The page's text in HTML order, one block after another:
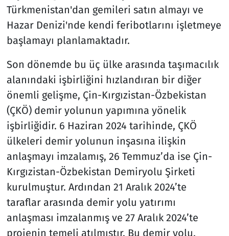
Türkmenistan'dan gemileri satın almayı ve
Hazar Denizi'nde kendi feribotlarını işletmeye
başlamayı planlamaktadır.
Son dönemde bu üç ülke arasında taşımacılık
alanındaki işbirliğini hızlandıran bir diğer
önemli gelişme, Çin-Kırgızistan-Özbekistan
(ÇKÖ) demir yolunun yapımına yönelik
işbirliğidir. 6 Haziran 2024 tarihinde, ÇKÖ
ülkeleri demir yolunun inşasına ilişkin
anlaşmayı imzalamış, 26 Temmuz’da ise Çin-
Kırgızistan-Özbekistan Demiryolu Şirketi
kurulmuştur. Ardından 21 Aralık 2024’te
taraflar arasında demir yolu yatırımı
anlaşması imzalanmış ve 27 Aralık 2024’te
projenin temeli atılmıştır. Bu demir yolu,